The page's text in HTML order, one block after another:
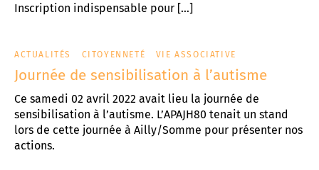
Inscription indispensable pour […]
ACTUALITÉS CITOYENNETÉ VIE ASSOCIATIVE
Journée de sensibilisation à l’autisme
Ce samedi 02 avril 2022 avait lieu la journée de
sensibilisation à l’autisme. L’APAJH80 tenait un stand
lors de cette journée à Ailly/Somme pour présenter nos
actions.